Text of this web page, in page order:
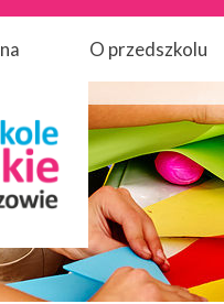
O przedszkolu